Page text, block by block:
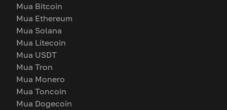
Mua Bitcoin
Mua Ethereum
Mua Solana
Mua Litecoin
Mua USDT
Mua Tron
Mua Monero
Mua Toncoin
Mua Dogecoin